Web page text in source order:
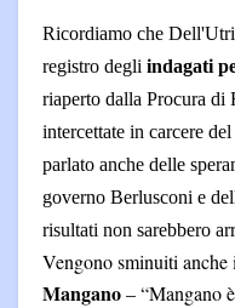
Ricordiamo che
registro degli indagati
riaperto dalla Procura di
intercettate in carcere del
parlato anche delle
governo Berlusconi e
risultati non sarebbero
Vengono sminuiti
Mangano– “Mangano